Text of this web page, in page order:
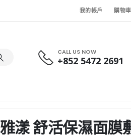
我的帳戶 購物車
CALL US NOW
+852 5472 2691
漾 舒活保濕面膜